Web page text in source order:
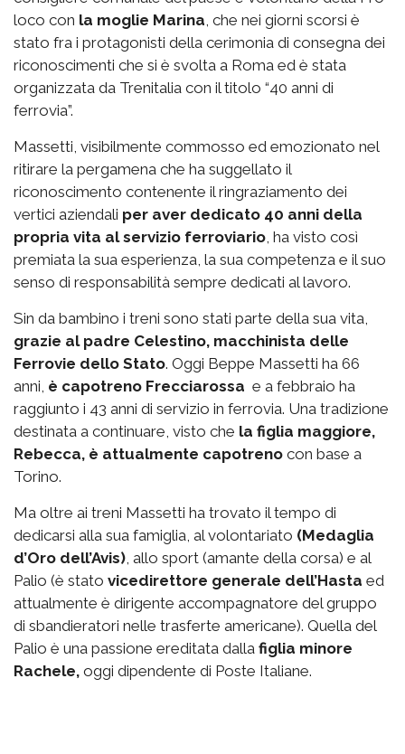
loco con la moglie Marina , che nei giorni scorsi è
stato fra i protagonisti della cerimonia di consegna dei
riconoscimenti che si è svolta a Roma ed è stata
organizzata da Trenitalia con il titolo “40 anni di
ferrovia”.
Massetti, visibilmente commosso ed emozionato nel
ritirare la pergamena che ha suggellato il
riconoscimento contenente il ringraziamento dei
vertici aziendali per aver dedicato 40 anni della
propria vita al servizio ferroviario , ha visto così
premiata la sua esperienza, la sua competenza e il suo
senso di responsabilità sempre dedicati al lavoro.
Sin da bambino i treni sono stati parte della sua vita,
grazie al padre Celestino, macchinista delle
Ferrovie dello Stato. Oggi Beppe Massetti ha 66
anni, è capotreno Frecciarossa e a febbraio ha
raggiunto i 43 anni di servizio in ferrovia. Una tradizione
destinata a continuare, visto che la figlia maggiore,
Rebecca, è attualmente capotreno con base a
Torino.
Ma oltre ai treni Massetti ha trovato il tempo di
dedicarsi alla sua famiglia, al volontariato (Medaglia
d’Oro dell’Avis) , allo sport (amante della corsa) e al
Palio (è stato vicedirettore generale dell’Hasta ed
attualmente è dirigente accompagnatore del gruppo
di sbandieratori nelle trasferte americane). Quella del
Palio è una passione ereditata dalla figlia minore
Rachele, oggi dipendente di Poste Italiane.